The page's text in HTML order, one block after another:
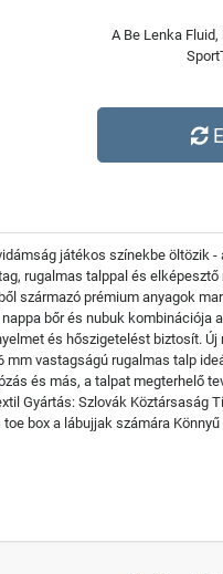
A Be Lenka
játékos színekbe öltözik
rugalmas talppal és
származó prémium anyagok
bőr és nubuk
és hőszigetelést biztosít.
mm vastagságú rugalmas talp
és más, a talpat megterhelő
Gyártás: Szlovák
box a lábujjak számára